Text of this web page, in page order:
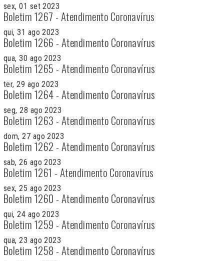
sex, 01 set 2023
Boletim 1267 - Atendimento Coronavírus
qui, 31 ago 2023
Boletim 1266 - Atendimento Coronavírus
qua, 30 ago 2023
Boletim 1265 - Atendimento Coronavírus
ter, 29 ago 2023
Boletim 1264 - Atendimento Coronavírus
seg, 28 ago 2023
Boletim 1263 - Atendimento Coronavírus
dom, 27 ago 2023
Boletim 1262 - Atendimento Coronavírus
sab, 26 ago 2023
Boletim 1261 - Atendimento Coronavírus
sex, 25 ago 2023
Boletim 1260 - Atendimento Coronavírus
qui, 24 ago 2023
Boletim 1259 - Atendimento Coronavírus
qua, 23 ago 2023
Boletim 1258 - Atendimento Coronavírus